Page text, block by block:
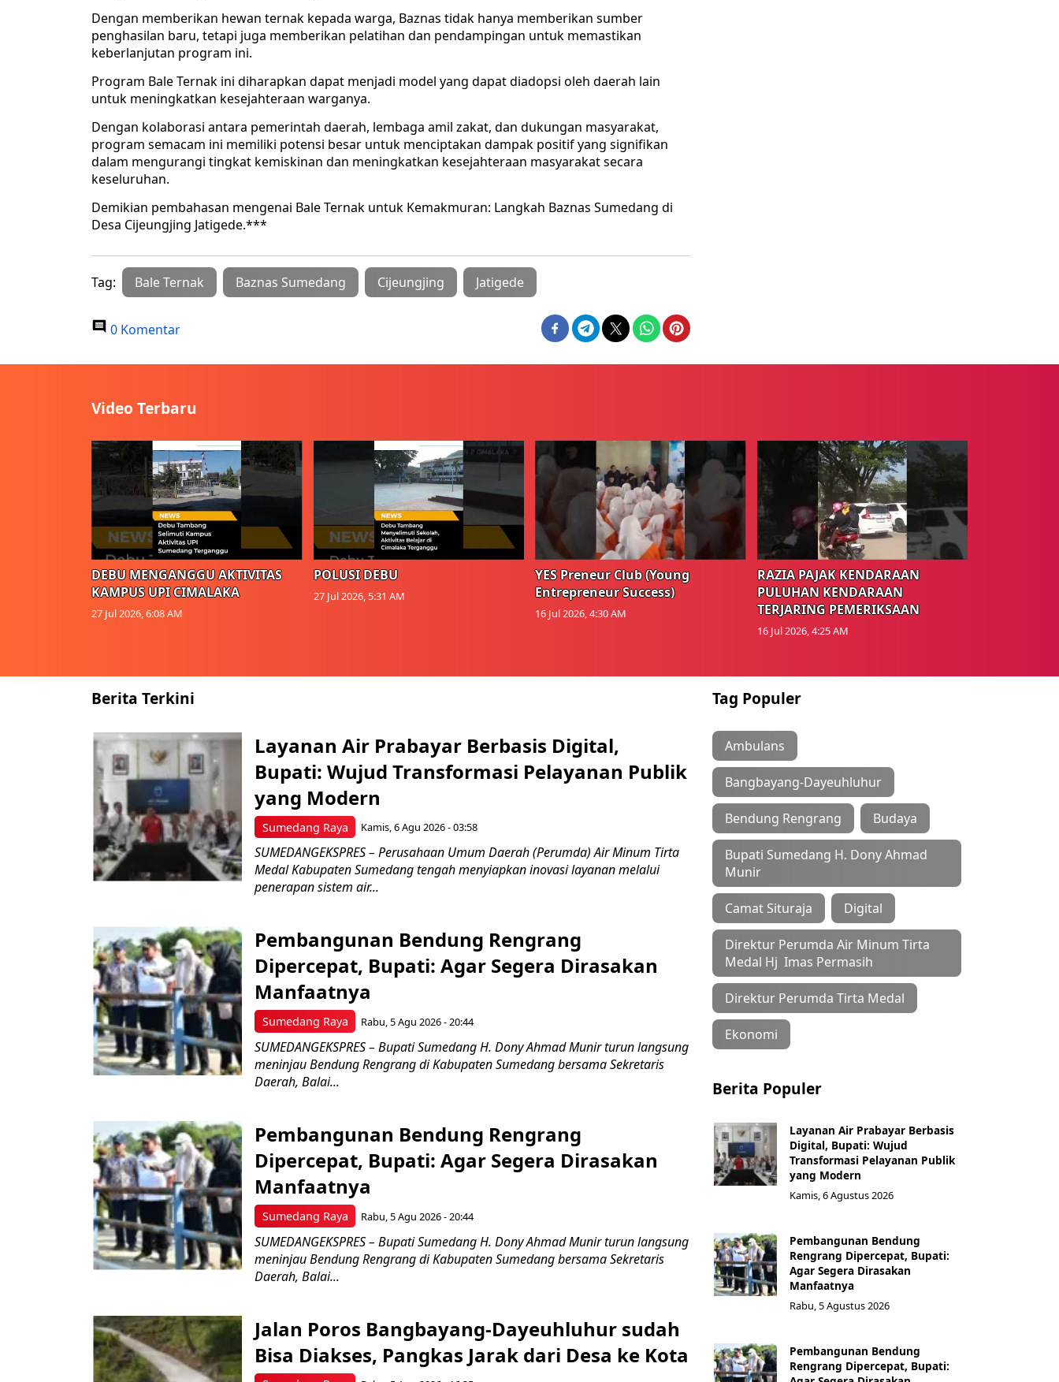
Dengan memberikan hewan ternak kepada warga, Baznas tidak hanya memberikan sumber
penghasilan baru, tetapi juga memberikan pelatihan dan pendampingan untuk memastikan
keberlanjutan program ini.
Program Bale Ternak ini diharapkan dapat menjadi model yang dapat diadopsi oleh daerah lain
untuk meningkatkan kesejahteraan warganya.
Dengan kolaborasi antara pemerintah daerah, lembaga amil zakat, dan dukungan masyarakat,
program semacam ini memiliki potensi besar untuk menciptakan dampak positif yang signifikan
dalam mengurangi tingkat kemiskinan dan meningkatkan kesejahteraan masyarakat secara
keseluruhan.
Demikian pembahasan mengenai Bale Ternak untuk Kemakmuran: Langkah Baznas Sumedang di
Desa Cijeungjing Jatigede.***
Tag: Bale Ternak Baznas Sumedang Cijeungjing Jatigede
0 Komentar
Video Terbaru
DEBU MENGANGGU AKTIVITAS
KAMPUS UPI CIMALAKA
27 Jul 2026, 6:08 AM
POLUSI DEBU
27 Jul 2026, 5:31 AM
YES Preneur Club (Young
Entrepreneur Success)
16 Jul 2026, 4:30 AM
RAZIA PAJAK KENDARAAN
PULUHAN KENDARAAN
TERJARING PEMERIKSAAN
16 Jul 2026, 4:25 AM
Berita Terkini
Sumedang Raya
Layanan Air Prabayar Berbasis Digital,
Bupati: Wujud Transformasi Pelayanan Publik
yang Modern
Kamis, 6 Agu 2026 - 03:58
SUMEDANGEKSPRES – Perusahaan Umum Daerah (Perumda) Air Minum Tirta
Medal Kabupaten Sumedang tengah menyiapkan inovasi layanan melalui
penerapan sistem air...
Sumedang Raya
Pembangunan Bendung Rengrang
Dipercepat, Bupati: Agar Segera Dirasakan
Manfaatnya
Rabu, 5 Agu 2026 - 20:44
SUMEDANGEKSPRES – Bupati Sumedang H. Dony Ahmad Munir turun langsung
meninjau Bendung Rengrang di Kabupaten Sumedang bersama Sekretaris
Daerah, Balai...
Sumedang Raya
Pembangunan Bendung Rengrang
Dipercepat, Bupati: Agar Segera Dirasakan
Manfaatnya
Rabu, 5 Agu 2026 - 20:44
SUMEDANGEKSPRES – Bupati Sumedang H. Dony Ahmad Munir turun langsung
meninjau Bendung Rengrang di Kabupaten Sumedang bersama Sekretaris
Daerah, Balai...
Jalan Poros Bangbayang-Dayeuhluhur sudah
Bisa Diakses, Pangkas Jarak dari Desa ke Kota
Tag Populer
Ambulans
Bangbayang-Dayeuhluhur
Bendung Rengrang Budaya
Bupati Sumedang H. Dony Ahmad
Munir
Camat Situraja Digital
Direktur Perumda Air Minum Tirta
Medal Hj Imas Permasih
Direktur Perumda Tirta Medal
Ekonomi
Berita Populer
Layanan Air Prabayar Berbasis
Digital, Bupati: Wujud
Transformasi Pelayanan Publik
yang Modern
Kamis, 6 Agustus 2026
Pembangunan Bendung
Rengrang Dipercepat, Bupati:
Agar Segera Dirasakan
Manfaatnya
Rabu, 5 Agustus 2026
Pembangunan Bendung
Rengrang Dipercepat, Bupati: